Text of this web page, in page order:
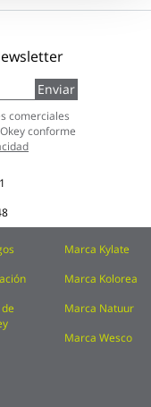
Enviar
comerciales
conforme
Marca Kylate
Marca Kolorea
Marca Natuur
Marca Wesco